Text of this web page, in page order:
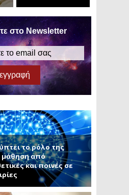
στο Newsletter
το ρόλο της
μάθηση από
και ποινές σε